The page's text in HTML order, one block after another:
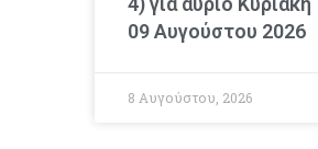
09 Αυγούστου 2026
8 Αυγούστου, 2026